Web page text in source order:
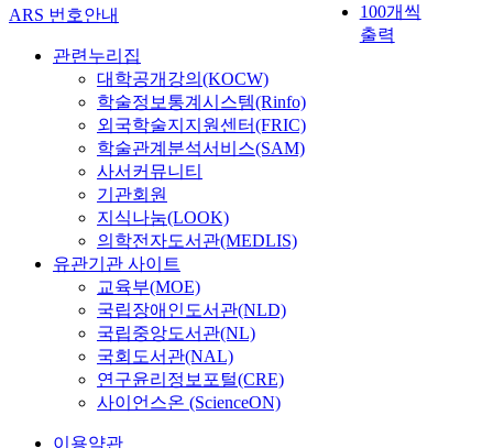
100개씩
출력
ARS 번호안내
관련누리집
대학공개강의(KOCW)
학술정보통계시스템(Rinfo)
외국학술지지원센터(FRIC)
학술관계분석서비스(SAM)
사서커뮤니티
기관회원
지식나눔(LOOK)
의학전자도서관(MEDLIS)
유관기관 사이트
교육부(MOE)
국립장애인도서관(NLD)
국립중앙도서관(NL)
국회도서관(NAL)
연구윤리정보포털(CRE)
사이언스온 (ScienceON)
이용약관